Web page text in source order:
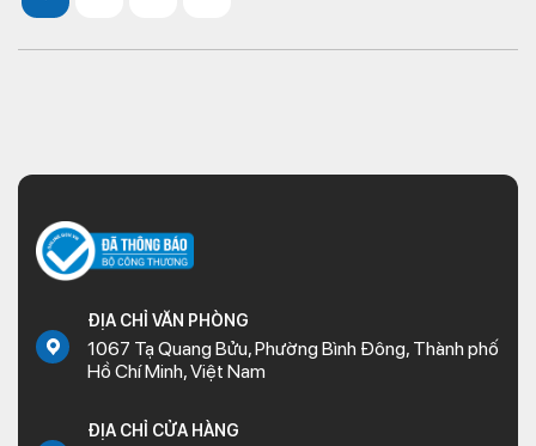
ĐỊA CHỈ VĂN PHÒNG
1067 Tạ Quang Bửu, Phường Bình Đông, Thành phố
Hồ Chí Minh, Việt Nam
ĐỊA CHỈ CỬA HÀNG